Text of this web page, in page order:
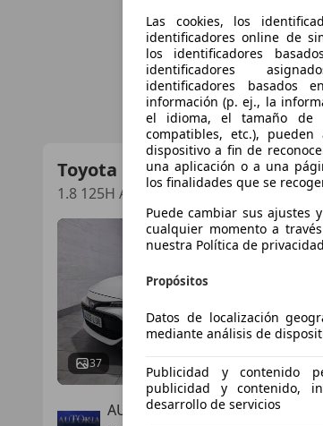
Toyota Corolla
1.8 125H ACTIVE TECH E-CVT
37
€
AUTOKIA
Las cookies, los
identificadores online de
los identificadores
identificadores
identificadores
información (p. ej., la
el idioma, el tamaño de
compatibles, etc.),
dispositivo a fin de
una aplicación o a una
los finalidades que se
Puede cambiar sus ajustes
cualquier momento a
nuestra Política de
Propósitos
Datos de localización
mediante análisis de
Publicidad y contenido
publicidad y contenido,
desarrollo de servicios